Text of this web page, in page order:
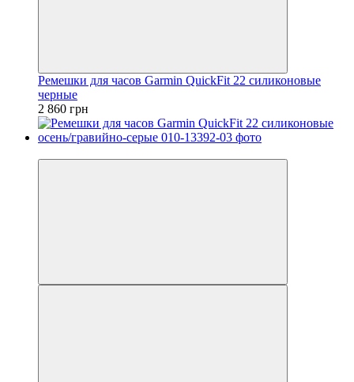
Ремешки для часов Garmin QuickFit 22 силиконовые
черные
2 860 грн